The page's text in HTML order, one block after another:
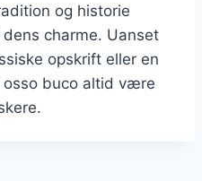
og historie
charme. Uanset
opskrift eller en
buco altid være